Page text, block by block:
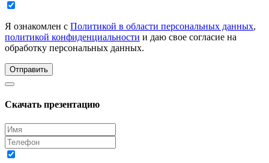
Я ознакомлен с Политикой в области персональных данных,
политикой конфиденциальности и даю свое согласие на
обработку персональных данных.
Отправить
Скачать презентацию